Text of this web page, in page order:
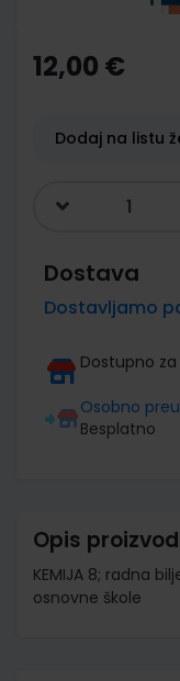
the
beginning
gallery
12,00 €
Dodaj na listu
Dostava
Dostavljamo
Dostupno
Osobno
Besplatno
Opis
KEMIJA 8; radna
osnovne škole